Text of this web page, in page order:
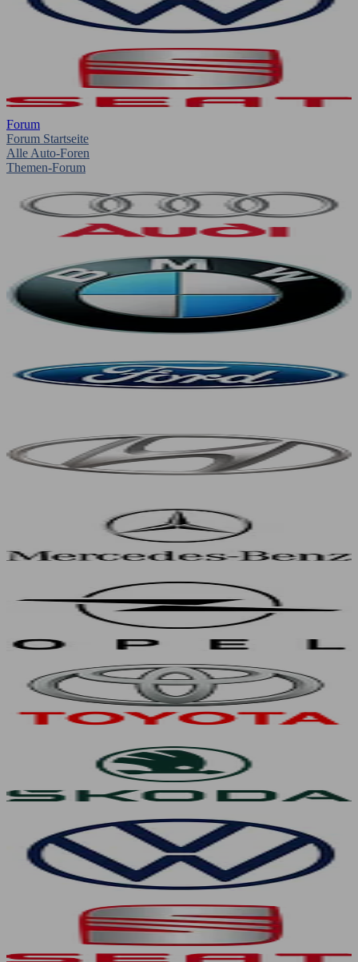
Forum
Forum Startseite
Alle Auto-Foren
Themen-Forum